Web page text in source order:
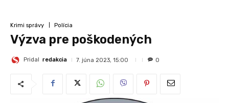
Krimi správy Polícia
Výzva pre poškodených
Pridal redakcia 7. júna 2023, 15:00 0